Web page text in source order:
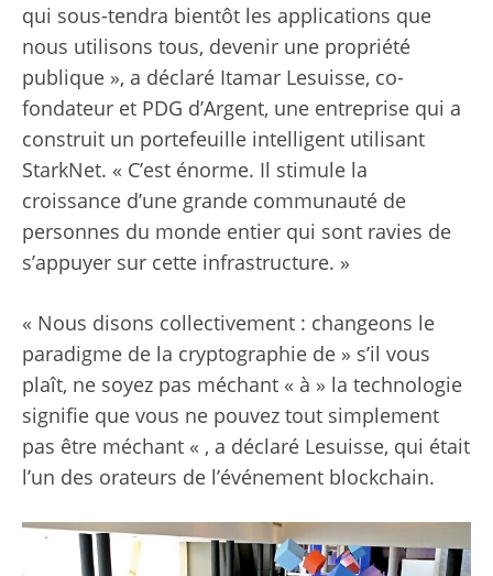
qui sous-tendra bientôt les applications que
nous utilisons tous, devenir une propriété
publique », a déclaré Itamar Lesuisse, co-
fondateur et PDG d’Argent, une entreprise qui a
construit un portefeuille intelligent utilisant
StarkNet. « C’est énorme. Il stimule la
croissance d’une grande communauté de
personnes du monde entier qui sont ravies de
s’appuyer sur cette infrastructure. »
« Nous disons collectivement : changeons le
paradigme de la cryptographie de » s’il vous
plaît, ne soyez pas méchant « à » la technologie
signifie que vous ne pouvez tout simplement
pas être méchant « , a déclaré Lesuisse, qui était
l’un des orateurs de l’événement blockchain.